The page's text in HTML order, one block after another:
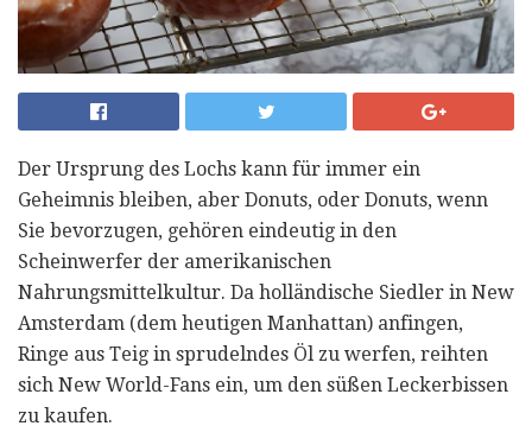
Der Ursprung des Lochs kann für immer ein
Geheimnis bleiben, aber Donuts, oder Donuts, wenn
Sie bevorzugen, gehören eindeutig in den
Scheinwerfer der amerikanischen
Nahrungsmittelkultur. Da holländische Siedler in New
Amsterdam (dem heutigen Manhattan) anfingen,
Ringe aus Teig in sprudelndes Öl zu werfen, reihten
sich New World-Fans ein, um den süßen Leckerbissen
zu kaufen.